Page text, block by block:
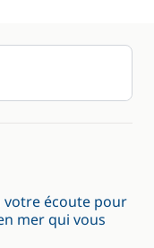
votre écoute pour
mer qui vous